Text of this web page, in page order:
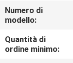
GIRO
DELLA
FABBRICA
Numero di
modello:
Quantità di
ordine minimo: